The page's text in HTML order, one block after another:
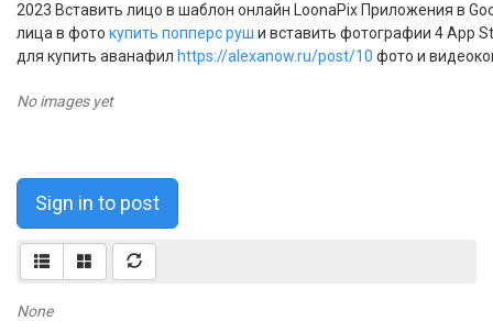
2023 Вставить лицо в шаблон онлайн LoonaPix Приложения в
лица в фото купить попперс руш и вставить фотографии 4 App
для купить аванафил https://alexanow.ru/post/10 фото и
No images yet
Sign in to post
None